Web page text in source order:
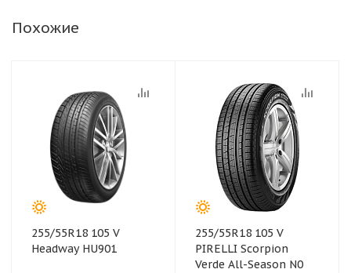
Похожие
255/55R18 105 V
Headway HU901
255/55R18 105 V
PIRELLI Scorpion
Verde All-Season N0